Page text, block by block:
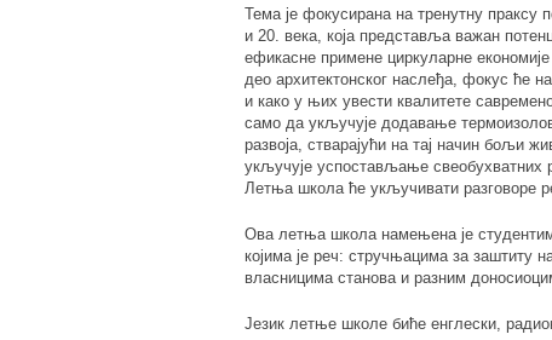
Тема је фокусирана на тренутну
и 20. века, која представља важан
ефикасне примене циркуларне
део архитектонског наслеђа, фокус ће
и како у њих увести квалитете
само да укључује додавање
развоја, стварајући на тај начин бољи
укључује успостављање
Летња школа ће укључивати разговоре
Ова летња школа намењена је
којима је реч: стручњацима за заштиту
власницима станова и разним
Језик летње школе биће енглески,